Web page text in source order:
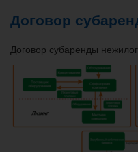
Договор
Договор субаренды